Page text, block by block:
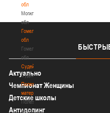
обл
Могилевская
обл
Гомельская
обл
Гомельская
обл
Судейство
Судейство
Полезные
материалы
Полезные
материалы
Актуально
Чемпионат Женщины
Детские школы
Антидопинг